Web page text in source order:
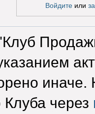
Войдитеили
через